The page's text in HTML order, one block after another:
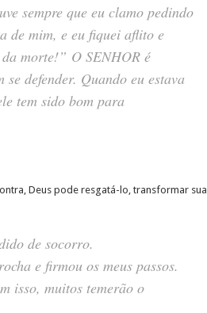
sempre que eu clamo pedindo
de mim, e eu fiquei aflito e
morte!” O SENHOR é
defender. Quando eu estava
tem sido bom para
Deus pode resgatá-lo, transformar sua
de socorro.
e firmou os meus passos.
isso, muitos temerão o